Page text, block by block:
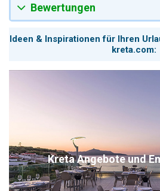
Bewertungen
Ideen & Inspirationen für Ihren
kreta.com:
Kreta Angebote und